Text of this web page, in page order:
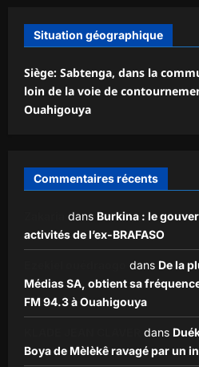
Situation géographique
Siège: Sabtenga, dans la
loin de la voie de
Ouahigouya
Commentaires récents
dans Burkina : le
activités de l’ex-BRAFASO
dans De la
Médias SA, obtient sa
FM 94.3 à Ouahigouya
dans
Boya de Mèlèkê ravagé par un